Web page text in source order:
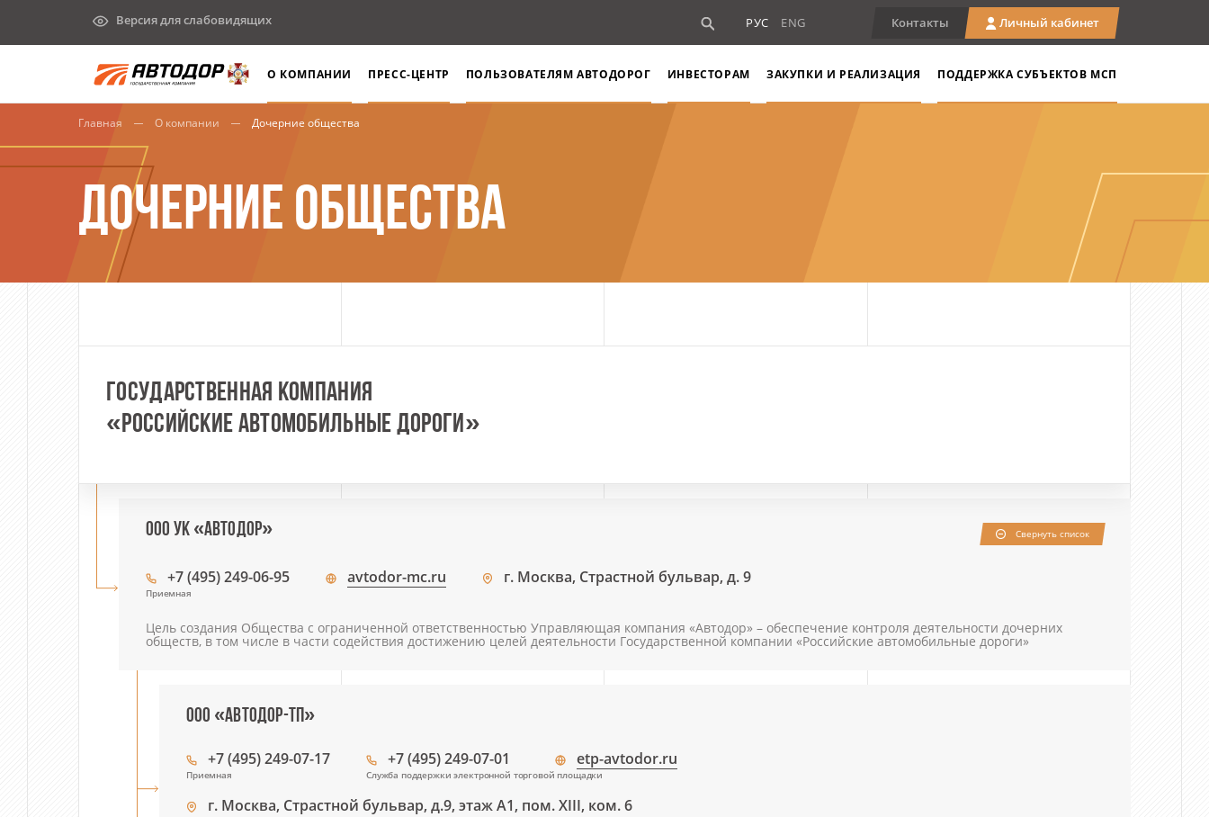
Версия для слабовидящих РУС ENG Контакты Личный кабинет
О КОМПАНИИ ПРЕСС-ЦЕНТР ПОЛЬЗОВАТЕЛЯМ АВТОДОРОГ ИНВЕСТОРАМ ЗАКУПКИ И РЕАЛИЗАЦИЯ ПОДДЕРЖКА СУБЪЕКТОВ МСП
Главная О компании Дочерние общества
ДОЧЕРНИЕ ОБЩЕСТВА
ГОСУДАРСТВЕННАЯ КОМПАНИЯ
«РОССИЙСКИЕ АВТОМОБИЛЬНЫЕ ДОРОГИ»
ООО УК «АВТОДОР» Свернуть список
+7 (495) 249-06-95
Приемная
avtodor-mc.ru г. Москва, Страстной бульвар, д. 9
Цель создания Общества с ограниченной ответственностью Управляющая компания «Автодор» – обеспечение контроля деятельности дочерних
обществ, в том числе в части содействия достижению целей деятельности Государственной компании «Российские автомобильные дороги»
ООО «АВТОДОР-ТП»
+7 (495) 249-07-17
Приемная
+7 (495) 249-07-01
Служба поддержки электронной торговой площадки
etp-avtodor.ru
г. Москва, Страстной бульвар, д.9, этаж А1, пом. XIII, ком. 6